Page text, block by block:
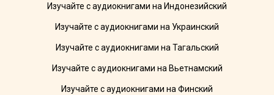
Изучайте с аудиокнигами на Индонезийский
Изучайте с аудиокнигами на Украинский
Изучайте с аудиокнигами на Тагальский
Изучайте с аудиокнигами на Вьетнамский
Изучайте с аудиокнигами на Финский